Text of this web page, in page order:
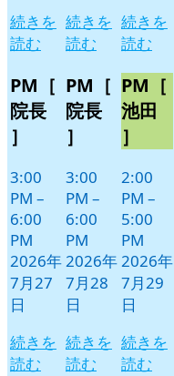
続きを
読む
PM［
院長
］
3:00
PM –
6:00
PM
2026年
7月27
日
続きを
読む
続きを
読む
PM［
院長
］
3:00
PM –
6:00
PM
2026年
7月28
日
続きを
読む
続きを
読む
PM［
池田
］
2:00
PM –
5:00
PM
2026年
7月29
日
続きを
読む